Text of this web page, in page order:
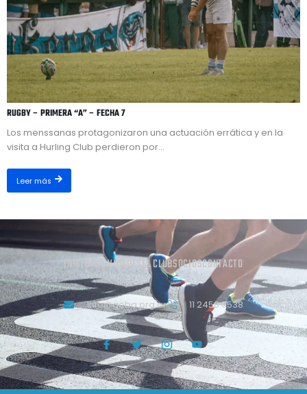
RUGBY – PRIMERA “A” – FECHA 7
Los menssanas protagonizaron una actuación errática y en la
visita a Hurling Club perdieron por...
Leer más
INICIOACTIVIDADES EL CLUBSOCIOSCONTACTO
info@geba.org.ar 11 2458.3538
J
k
i
-
f
a
T
w
i
t
t
e
J
k
i
-
i
n
Y
o
u
t
u
b